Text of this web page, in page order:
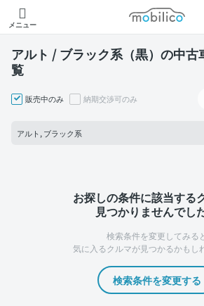
メニュー
モビリコ
アルト / ブラック系（黒）の中
覧
販売中のみ 納期交渉可のみ
アルト, ブラック系
お探しの条件に該当する
見つかりませんでし
検索条件を変更してみる
気に入るクルマが見つかるかもし
検索条件を変更する